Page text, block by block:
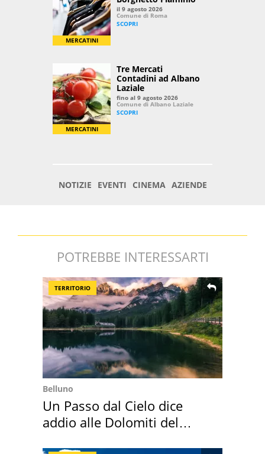
POTREBBE INTERESSARTI
TERRITORIO
Belluno
Un Passo dal Cielo dice
addio alle Dolomiti del